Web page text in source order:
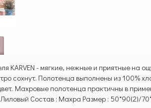
KARVEN - мягкие, нежные и приятные на
сохнут. Полотенца выполнены из 100%
Махровые полотенца практичны в
Состав : Махра Размер : 50*90(2)/